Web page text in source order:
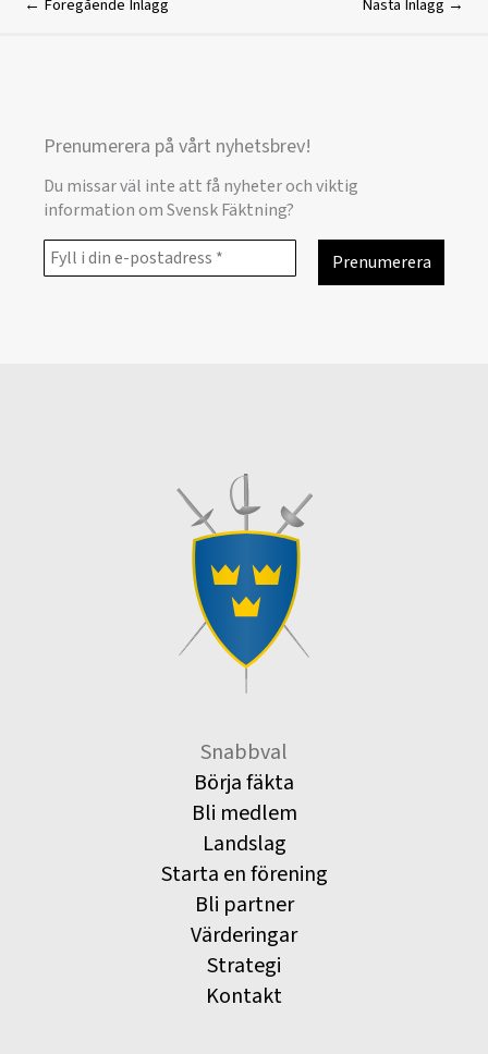
← Föregående Inlägg Nästa Inlägg →
Prenumerera på vårt nyhetsbrev!
Du missar väl inte att få nyheter och viktig
information om Svensk Fäktning?
Snabbval
Börja fäkta
Bli medlem
Landslag
Starta en förening
Bli partner
Värderingar
Strategi
Kontakt